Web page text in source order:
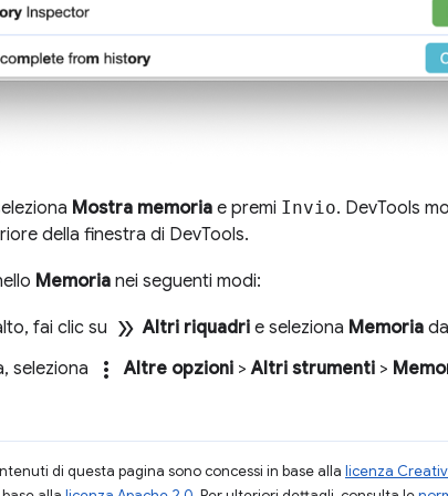
Mostra memoria e premi Invio. DevTools
della finestra di DevTools.
Memoria nei seguenti modi:
fai clic su double_arrow Altri riquadri e seleziona Memoria
seleziona
more_vert Altre opzioni >Altri strumenti >
di questa pagina sono concessi in base alla licenza